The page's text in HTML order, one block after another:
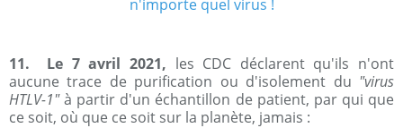
11. Le 7 avril 2021, les CDC déclarent qu'ils n'ont
aucune trace de purification ou d'isolement du "virus
HTLV-1"à partir d'un échantillon de patient, par qui que
ce soit, où que ce soit sur la planète, jamais :